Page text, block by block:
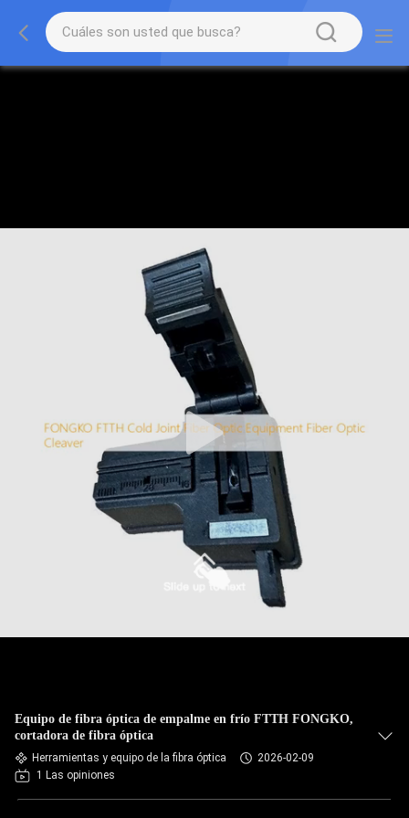
Equipo de fibra óptica de empalme en frío FTTH FONGKO,
cortadora de fibra óptica
Herramientas y equipo de la fibra óptica
2026-02-09
1 Las opiniones